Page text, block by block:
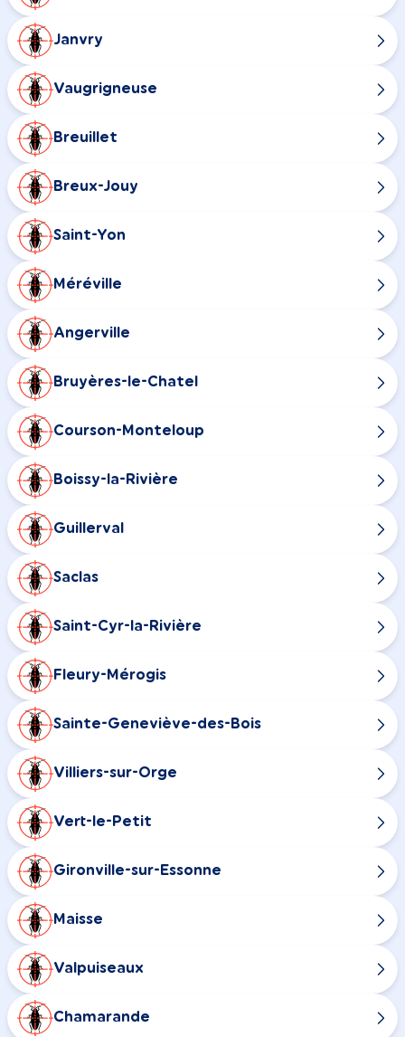
Janvry
Vaugrigneuse
Breuillet
Breux-Jouy
Saint-Yon
Méréville
Angerville
Bruyères-le-Chatel
Courson-Monteloup
Boissy-la-Rivière
Guillerval
Saclas
Saint-Cyr-la-Rivière
Fleury-Mérogis
Sainte-Geneviève-des-Bois
Villiers-sur-Orge
Vert-le-Petit
Gironville-sur-Essonne
Maisse
Valpuiseaux
Chamarande